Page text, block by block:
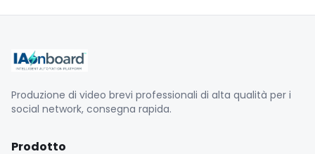
Produzione di video brevi professionali di alta qualità per i
social network, consegna rapida.
Prodotto